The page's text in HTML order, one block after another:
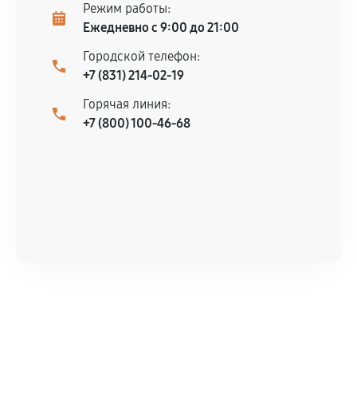
Режим работы:
Ежедневно с 9:00 до 21:00
Городской телефон:
+7 (831) 214-02-19
Горячая линия:
+7 (800) 100-46-68